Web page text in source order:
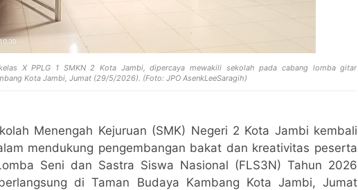
X PPLG 1 SMKN 2 Kota Jambi, dipercaya mewakili sekolah pada cabang lomba gitar
Kota Jambi, Jumat (29/5/2026). (Foto: JPO AsenkLeeSaragih)
Menengah Kejuruan (SMK) Negeri 2 Kota Jambi kembali
mendukung pengembangan bakat dan kreativitas peserta
Seni dan Sastra Siswa Nasional (FLS3N) Tahun 2026
di Taman Budaya Kambang Kota Jambi, Jumat